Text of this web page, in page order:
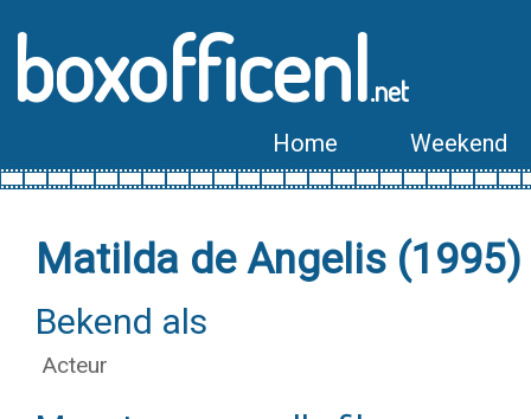
boxofficenl.net
Home Weekend
Matilda de Angelis (1995)
Bekend als
Acteur